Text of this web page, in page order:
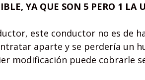
YA QUE SON 5 PERO 1 LA
este conductor no es de
aparte y se perdería un
modificación puede cobrarle